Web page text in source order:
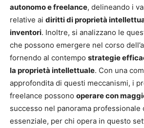
autonomo e freelance, delineando i
relative ai diritti di proprietà
inventori. Inoltre, si analizzano le
che possono emergere nel corso
fornendo al contempo strategie
la proprietà intellettuale. Con una
approfondita di questi meccanismi, i
freelance possono operare con
successo nel panorama professionale
essenziale, per chi opera in questo